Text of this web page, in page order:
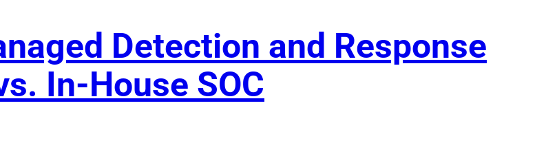
Detection and Response
In-House SOC